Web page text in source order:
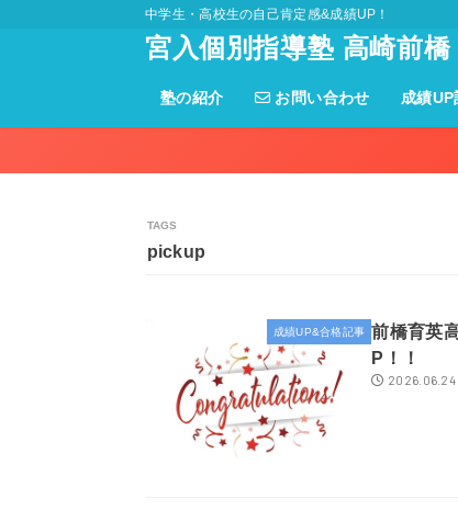
中学生・高校生の自己肯定感&成績UP！
宮入個別指導塾 高崎前橋
塾の紹介 お問い合わせ 成績UP
pickup
成績UP&合格記事 前橋育英
P！！
2026.06.24